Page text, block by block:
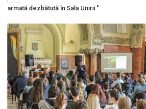
armată dezbătută în Sala Unirii."